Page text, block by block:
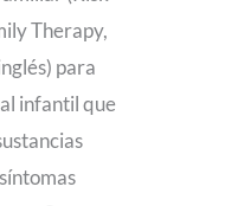
Therapy,
para
infantil que